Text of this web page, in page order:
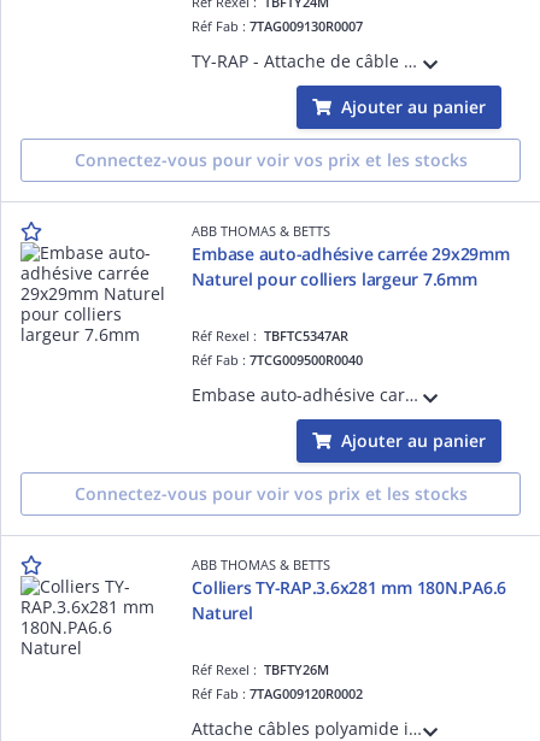
Réf Fab :7TAG009130R0007
TY-RAP - Attache de câble polyamide naturel - TY-RAP largeur 3,6mm longueur 140 mm 180N - Nylon 6.6 - température 85°
Ajouter au panier
Connectez-vous pour voir vos prix et les stocks
ABB THOMAS & BETTS
Embase auto-adhésive carrée 29x29mm
Naturel pour colliers largeur 7.6mm
Réf Rexel :TBFTC5347AR
Réf Fab :7TCG009500R0040
Embase auto-adhésive carrée 29x29mm Naturel pour colliers largeur 7.6mm
Ajouter au panier
Connectez-vous pour voir vos prix et les stocks
ABB THOMAS & BETTS
Colliers TY-RAP.3.6x281 mm 180N.PA6.6
Naturel
Réf Rexel :TBFTY26M
Réf Fab :7TAG009120R0002
Attache câbles polyamide intérieur, 85°C, UL/EN/CSA62275, AH-2 plénum, 281,94 mm (L) x 3,6 mm (l), résistance : 133,4 N (30 lb), emballage multiple.